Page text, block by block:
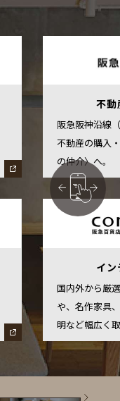
不動
阪急阪神沿線
不動産の購入
の仲介〉へ。
イ
国内外から厳
や、名作家具
明など幅広く